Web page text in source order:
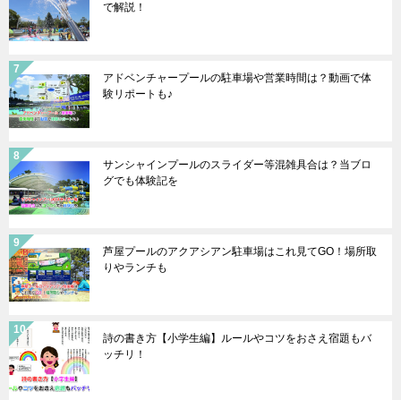
で解説！
アドベンチャープールの駐車場や営業時間は？動画で体
験リポートも♪
サンシャインプールのスライダー等混雑具合は？当ブロ
グでも体験記を
芦屋プールのアクアシアン駐車場はこれ見てGO！場所取
りやランチも
詩の書き方【小学生編】ルールやコツをおさえ宿題もバ
ッチリ！